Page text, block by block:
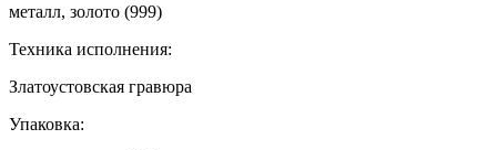
металл, золото (999)
Техника исполнения:
Златоустовская гравюра
Упаковка: